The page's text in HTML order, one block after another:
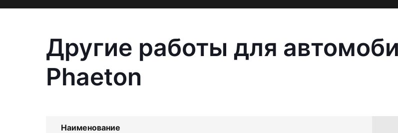
Другие работы для
Phaeton
Наименование